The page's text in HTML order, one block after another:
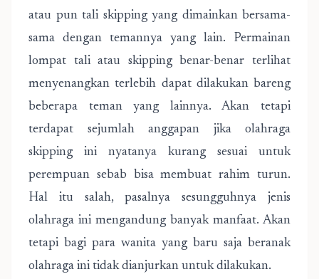
atau pun tali skipping yang dimainkan bersama-
sama dengan temannya yang lain. Permainan
lompat tali atau skipping benar-benar terlihat
menyenangkan terlebih dapat dilakukan bareng
beberapa teman yang lainnya. Akan tetapi
terdapat sejumlah anggapan jika olahraga
skipping ini nyatanya kurang sesuai untuk
perempuan sebab bisa membuat rahim turun.
Hal itu salah, pasalnya sesungguhnya jenis
olahraga ini mengandung banyak manfaat. Akan
tetapi bagi para wanita yang baru saja beranak
olahraga ini tidak dianjurkan untuk dilakukan.